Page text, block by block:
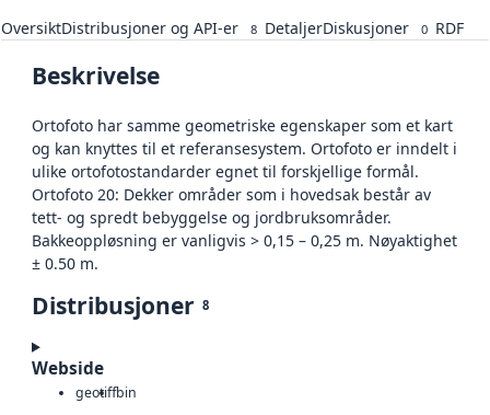
OversiktDistribusjoner og API-er 8 DetaljerDiskusjoner 0 RDF
Beskrivelse
Ortofoto har samme geometriske egenskaper som et kart
og kan knyttes til et referansesystem. Ortofoto er inndelt i
ulike ortofotostandarder egnet til forskjellige formål.
Ortofoto 20: Dekker områder som i hovedsak består av
tett- og spredt bebyggelse og jordbruksområder.
Bakkeoppløsning er vanligvis > 0,15 – 0,25 m. Nøyaktighet
± 0.50 m.
Distribusjoner 8
Webside
geotiffbin